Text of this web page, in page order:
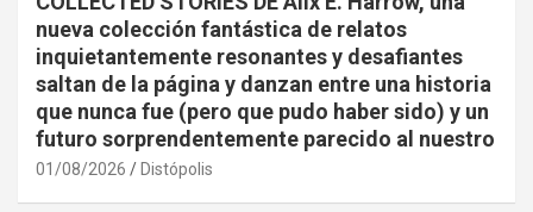
nueva colección fantástica de relatos
inquietantemente resonantes y desafiantes
saltan de la página y danzan entre una historia
que nunca fue (pero que pudo haber sido) y un
futuro sorprendentemente parecido al nuestro
01/08/2026 Distópolis